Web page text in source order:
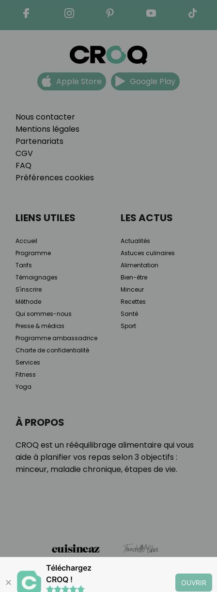
Nous contacter
Mentions légales
Partenariats
CGV
FAQ
Préférences cookies
Apple Store Google Play
À PROPOS
CROQ est un rééquilibrage alimentaire qui vous
aide à planifier vos repas selon 3 objectifs :
minceur, maladie chronique, étapes de vie.
LIENS UTILES
Accueil
Programme
Tarifs
Témoignages
S'inscrire
Méthode
Qui sommes-nous
Presse & médias
Programme ambassadrice
Charte de confidentialité
Services
Fitness
Yoga
LES ACTUS
Actualités
Astuces culinaires
Alimentation
Bien-être
Minceur
Recettes
Santé
Sport
✕
Téléchargez
CROQ !
OUVRIR